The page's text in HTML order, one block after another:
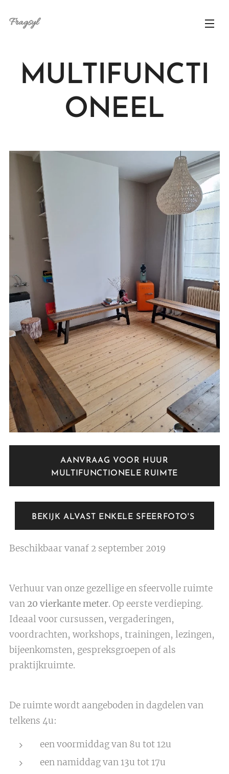
Fragsyl
MULTIFUNCTI
ONEEL
AANVRAAG VOOR HUUR
MULTIFUNCTIONELE RUIMTE
BEKIJK ALVAST ENKELE SFEERFOTO'S
Beschikbaar vanaf 2 september 2019
Verhuur van onze gezellige en sfeervolle ruimte
van 20 vierkante meter. Op eerste verdieping.
Ideaal voor cursussen, vergaderingen,
voordrachten, workshops, trainingen, lezingen,
bijeenkomsten, gespreksgroepen of als
praktijkruimte.
De ruimte wordt aangeboden in dagdelen van
telkens 4u:
een voormiddag van 8u tot 12u
een namiddag van 13u tot 17u